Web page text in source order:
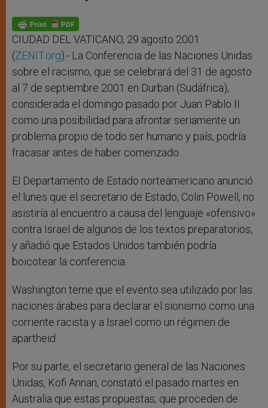
p
p
g
e
r
o
k
CIUDAD DEL VATICANO, 29 agosto 2001
(ZENIT.org).- La Conferencia de las Naciones Unidas
sobre el racismo, que se celebrará del 31 de agosto
al 7 de septiembre 2001 en Durban (Sudáfrica),
considerada el domingo pasado por Juan Pablo II
como una posibilidad para afrontar seriamente un
problema propio de todo ser humano y país, podría
fracasar antes de haber comenzado.
El Departamento de Estado norteamericano anunció
el lunes que el secretario de Estado, Colin Powell, no
asistiría al encuentro a causa del lenguaje «ofensivo»
contra Israel de algunos de los textos preparatorios,
y añadió que Estados Unidos también podría
boicotear la conferencia.
Washington teme que el evento sea utilizado por las
naciones árabes para declarar el sionismo como una
corriente racista y a Israel como un régimen de
apartheid.
Por su parte, el secretario general de las Naciones
Unidas, Kofi Annan, constató el pasado martes en
Australia que estas propuestas, que proceden de